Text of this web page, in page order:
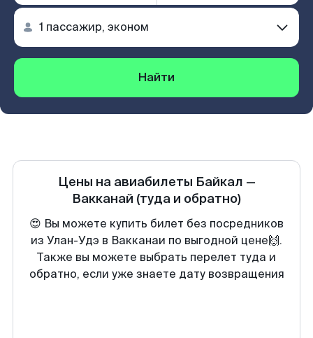
Найти
Цены на авиабилеты Байкал —
Вакканай (туда и обратно)
😍 Вы можете купить билет без посредников
из Улан-Удэ в Вакканаи по выгодной цене🙌.
Также вы можете выбрать перелет туда и
обратно, если уже знаете дату возвращения